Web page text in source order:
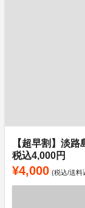
【超早割】淡
税込4,000円
¥4,000 (税込/送料